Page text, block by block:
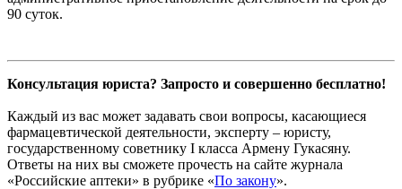
90 суток.
Консультация юриста? Запросто и совершенно бесплатно!
Каждый из вас может задавать свои вопросы, касающиеся
фармацевтической деятельности, эксперту – юристу,
государственному советнику I класса Армену Гукасяну.
Ответы на них вы сможете прочесть на сайте журнала
«Российские аптеки» в рубрике «По закону».